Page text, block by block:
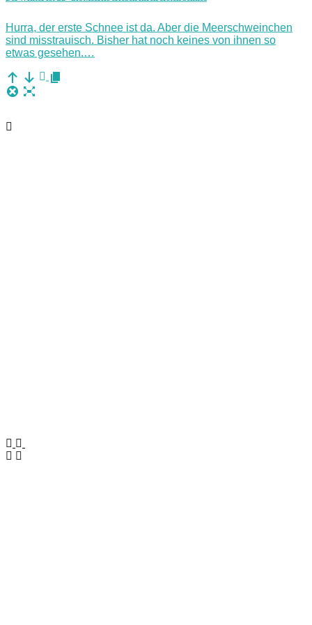
Hurra, der erste Schnee ist da. Aber die Meerschweinchen
sind misstrauisch. Bisher hat noch keines von ihnen so
etwas gesehen.…